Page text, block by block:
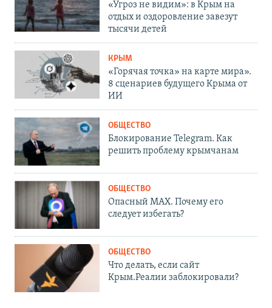
«Угроз не видим»: в Крым на
отдых и оздоровление завезут
тысячи детей
КРЫМ
«Горячая точка» на карте мира».
8 сценариев будущего Крыма от
ИИ
ОБЩЕСТВО
Блокирование Telegram. Как
решить проблему крымчанам
ОБЩЕСТВО
Опасный MAX. Почему его
следует избегать?
ОБЩЕСТВО
Что делать, если сайт
Крым.Реалии заблокировали?